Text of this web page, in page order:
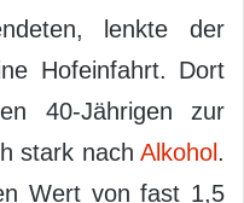
lenkte der
Hofeinfahrt. Dort
40-Jährigen zur
stark nach Alkohol .
Wert von fast 1,5